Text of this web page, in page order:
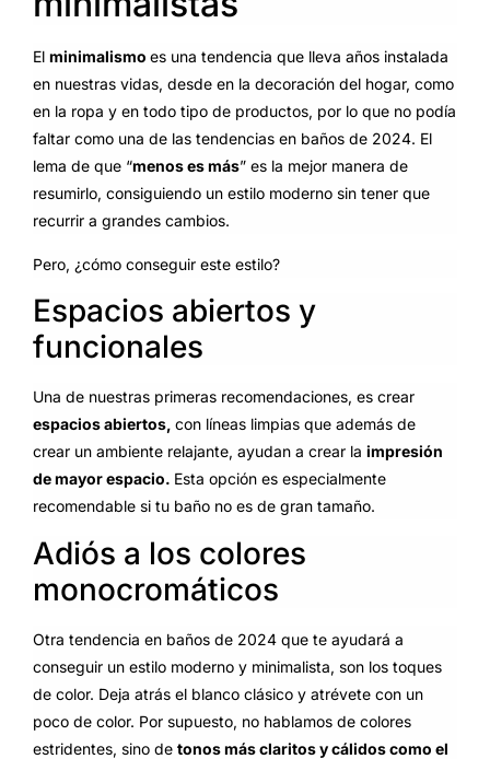
Elminimalismoes una tendencia que lleva años instalada
en nuestras vidas, desde en la decoración del hogar, como
en la ropa y en todo tipo de productos, por lo que no podía
faltar como una de las tendencias en baños de 2024. El
lema de que “menos es más” es la mejor manera de
resumirlo, consiguiendo un estilo moderno sin tener que
recurrir a grandes cambios.
Pero, ¿cómo conseguir este estilo?
Espacios abiertos y
funcionales
Una de nuestras primeras recomendaciones, es crear
espacios abiertos,con líneas limpias que además de
crear un ambiente relajante, ayudan a crear laimpresión
de mayor espacio. Esta opción es especialmente
recomendable si tu baño no es de gran tamaño.
Adiós a los colores
monocromáticos
Otra tendencia en baños de 2024 que te ayudará a
conseguir un estilo moderno y minimalista, son los toques
de color. Deja atrás el blanco clásico y atrévete con un
poco de color. Por supuesto, no hablamos de colores
estridentes, sino detonos más claritos y cálidos como el